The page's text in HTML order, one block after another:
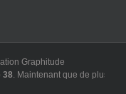
Graphitude
. Maintenant que de plus en